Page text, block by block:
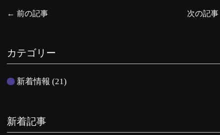
← 前の記事 次の記事
カテゴリー
新着情報 (21)
新着記事